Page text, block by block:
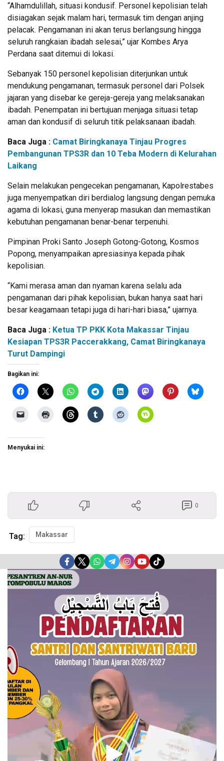
“Alhamdulillah, situasi kondusif. Personel kepolisian telah
disiagakan sejak malam hari, termasuk tim dengan anjing
pelacak. Pengamanan ini akan terus berlangsung hingga
seluruh rangkaian ibadah selesai,” ujar Kombes Arya
Perdana saat ditemui di lokasi.
Sebanyak 150 personel kepolisian diterjunkan untuk
mendukung pengamanan, termasuk personel dari Polsek
jajaran yang disebar ke gereja-gereja yang melaksanakan
ibadah. Penempatan ini bertujuan menjaga situasi tetap
aman dan kondusif di seluruh titik pelaksanaan ibadah.
Baca Juga : Camat Biringkanaya Tinjau Progres
Pembangunan TPS3R dan 10 Teba Modern di Kelurahan
Laikang
Selain melakukan pengecekan pengamanan, Kapolrestabes
juga menyempatkan diri berdialog langsung dengan pemuka
agama di lokasi, guna menyerap masukan dan memastikan
kebutuhan pengamanan benar-benar terpenuhi.
Pimpinan Proki Santo Joseph Gotong-Gotong, Kosmos
Popong, menyampaikan apresiasinya kepada pihak
kepolisian.
“Kami merasa aman dan nyaman karena selalu ada
pengamanan dari pihak kepolisian, bukan hanya saat hari
besar keagamaan tetapi juga di hari-hari biasa,” ujarnya.
Baca Juga : Ketua TP PKK Kota Makassar Tinjau
Kesiapan TPS3R Paccerakkang, Camat Biringkanaya
Turut Dampingi
Bagikan ini:
Menyukai ini:
0
Tag: Makassar
Pemutar
Video